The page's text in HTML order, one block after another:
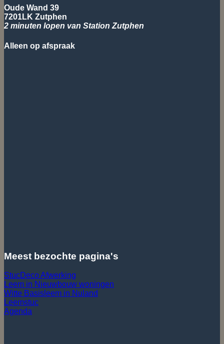
Oude Wand 39
7201LK Zutphen
2 minuten lopen van Station Zutphen
Alleen op afspraak
Meest bezochte pagina's
StucDeco Afwerking
Leem in Nieuwbouw woningen
Witte Basisleem in Nuland
Leemstuc
Agenda